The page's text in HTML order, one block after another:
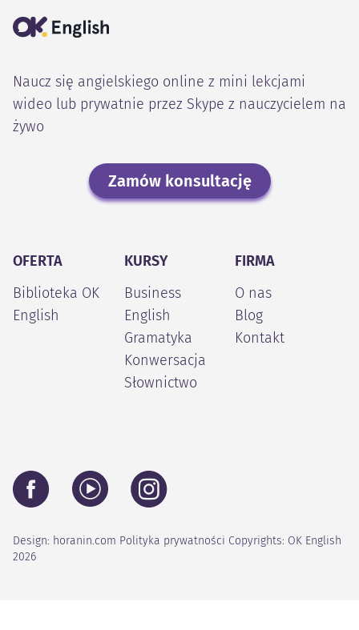
Naucz się angielskiego online z mini lekcjami
wideo lub prywatnie przez Skype z nauczycielem na
żywo
Zamów konsultację
OFERTA
Biblioteka OK
English
KURSY
Business
English
Gramatyka
Konwersacja
Słownictwo
FIRMA
O nas
Blog
Kontakt
Design: horanin.com Polityka prywatności Copyrights: OK English
2026